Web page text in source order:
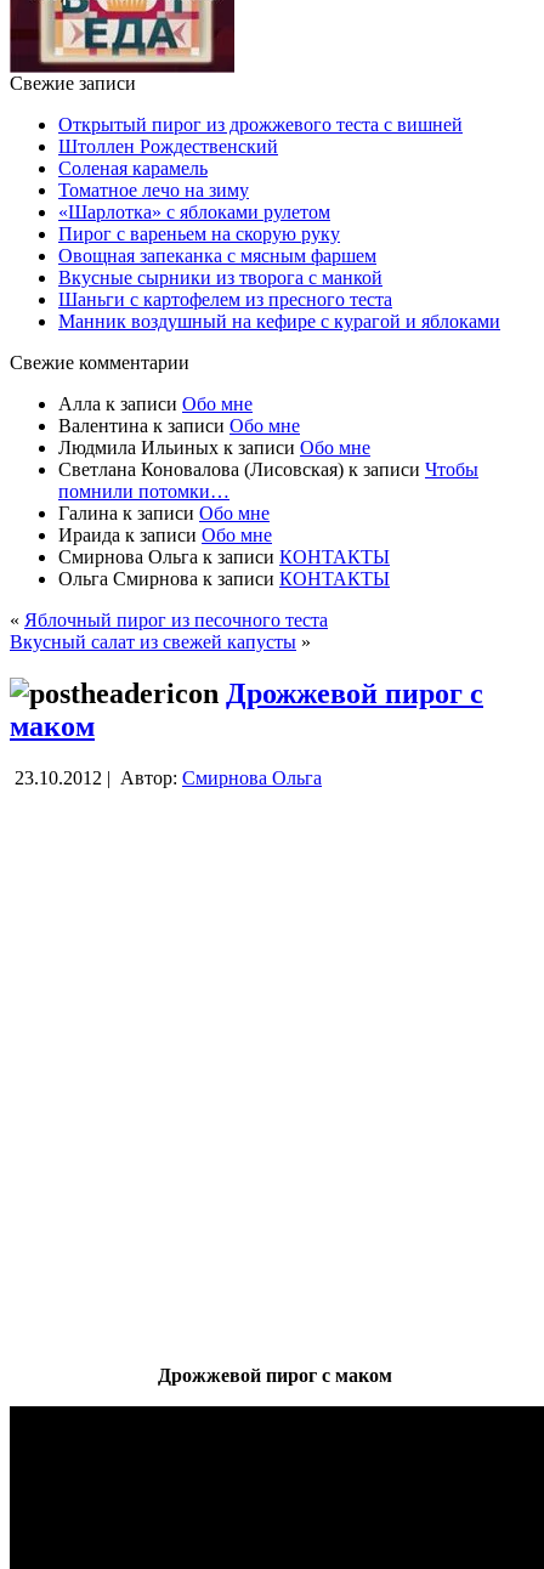
Свежие записи
Открытый пирог из дрожжевого теста с вишней
Штоллен Рождественский
Соленая карамель
Томатное лечо на зиму
«Шарлотка» с яблоками рулетом
Пирог с вареньем на скорую руку
Овощная запеканка с мясным фаршем
Вкусные сырники из творога с манкой
Шаньги с картофелем из пресного теста
Манник воздушный на кефире с курагой и яблоками
Свежие комментарии
Алла к записи Обо мне
Валентина к записи Обо мне
Людмила Ильиных к записи Обо мне
Светлана Коновалова (Лисовская) к записи Чтобы
помнили потомки…
Галина к записи Обо мне
Ираида к записи Обо мне
Смирнова Ольга к записи КОНТАКТЫ
Ольга Смирнова к записи КОНТАКТЫ
« Яблочный пирог из песочного теста
Вкусный салат из свежей капусты »
Дрожжевой пирог с
маком
23.10.2012 | Автор: Смирнова Ольга
Дрожжевой пирог с маком